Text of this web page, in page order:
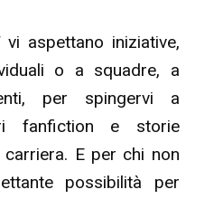
aspettano iniziative,
o a squadre, a
per spingervi a
fanfiction e storie
E per chi non
possibilità per